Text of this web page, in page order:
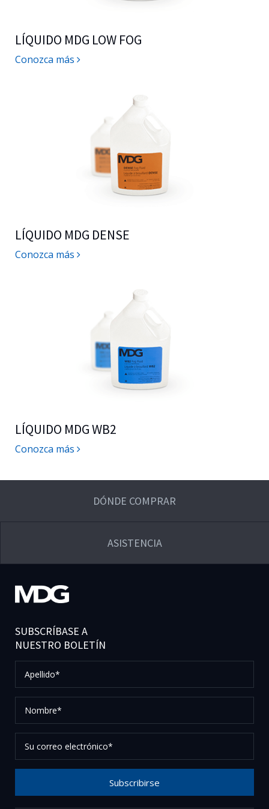
LÍQUIDO MDG LOW FOG
Conozca más
LÍQUIDO MDG DENSE
Conozca más
LÍQUIDO MDG WB2
Conozca más
DÓNDE COMPRAR
ASISTENCIA
SUBSCRÍBASE A
NUESTRO BOLETÍN
correo
electrónico*
Subscribirse